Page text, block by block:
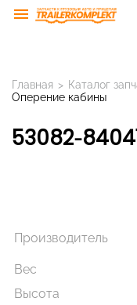
menu
Главная > Каталог
Оперение кабины
53082-
Производитель
Вес
Высота